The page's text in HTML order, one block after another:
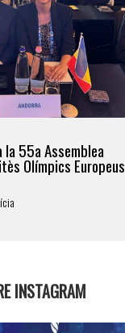
la 55a Assemblea
Olímpics Europeus
INSTAGRAM